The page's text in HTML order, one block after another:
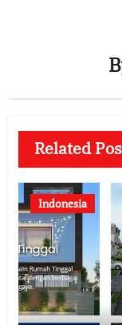
Related
Indonesia